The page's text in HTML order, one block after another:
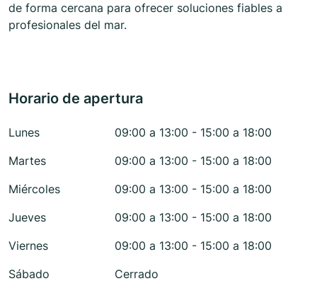
de forma cercana para ofrecer soluciones fiables a
profesionales del mar.
Horario de apertura
Lunes
09:00 a 13:00 - 15:00 a 18:00
Martes
09:00 a 13:00 - 15:00 a 18:00
Miércoles
09:00 a 13:00 - 15:00 a 18:00
Jueves
09:00 a 13:00 - 15:00 a 18:00
Viernes
09:00 a 13:00 - 15:00 a 18:00
Sábado
Cerrado